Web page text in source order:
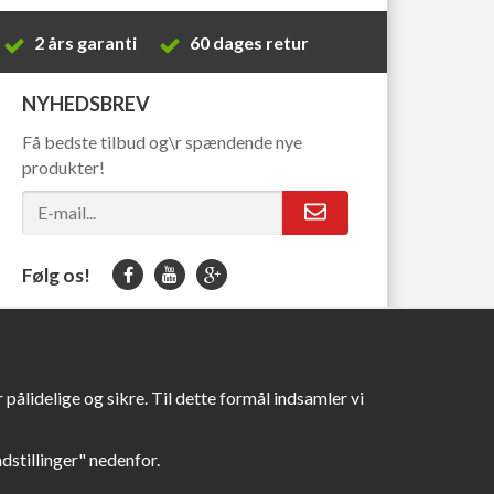
2 års garanti 60 dages retur
NYHEDSBREV
Få bedste tilbud og\r spændende nye
produkter!
Følg os!
og sikre. Til dette formål indsamler vi
nedenfor.